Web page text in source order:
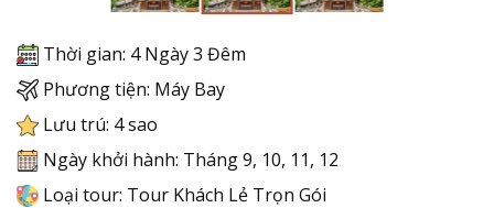
Thời gian: 4 Ngày 3 Đêm
Phương tiện: Máy Bay
Lưu trú: 4 sao
Ngày khởi hành: Tháng 9, 10, 11, 12
Loại tour: Tour Khách Lẻ Trọn Gói